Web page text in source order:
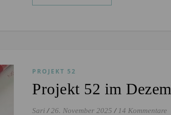
PROJEKT 52
Projekt 52 im
Sari / 26. November 2025 / 14 Kommentare